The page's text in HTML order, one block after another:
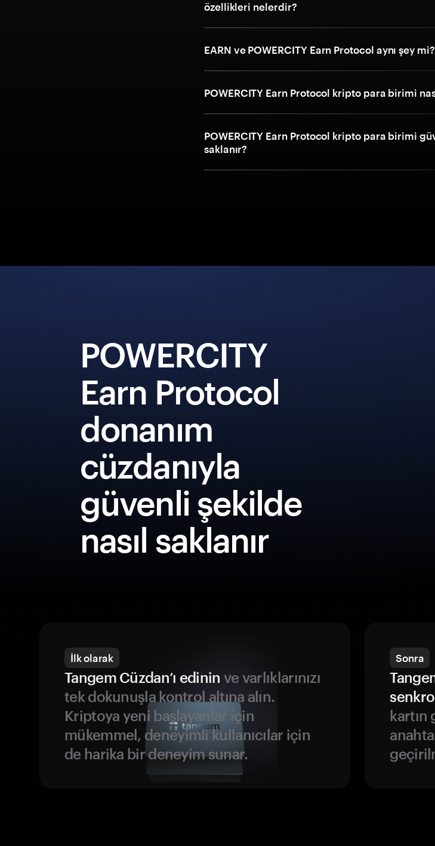
özellikleri nelerdir?
EARN ve POWERCITY Earn Protocol aynı şey mi?
POWERCITY Earn Protocol kripto para birimi
POWERCITY Earn Protocol kripto para birimi
saklanır?
POWERCITY
Earn Protocol
donanım
cüzdanıyla
güvenli şekilde
nasıl saklanır
İlk olarak
Tangem Cüzdan’ı edinin ve varlıklarınızı
tek dokunuşla kontrol altına alın.
Kriptoya yeni başlayanlar için
mükemmel, deneyimli kullanıcılar için
de harika bir deneyim sunar.
Sonra
kartın